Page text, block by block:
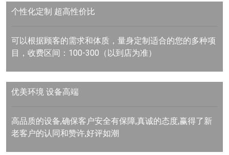
个性化定制 超高性价比
可以根据顾客的需求和体质，量身定制适合的您的多种项
目，收费区间：100-300（以到店为准）
优美环境 设备高端
高品质的设备,确保客户安全有保障,真诚的态度,赢得了新
老客户的认同和赞许,好评如潮